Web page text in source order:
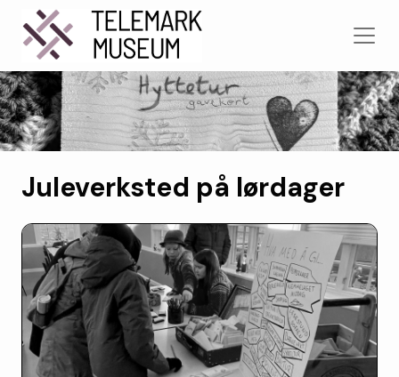
Juleverksted på lørdager